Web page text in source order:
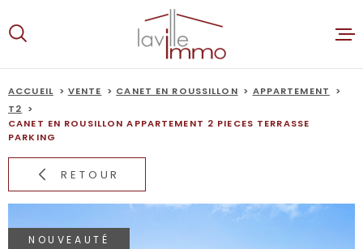
au
menu
au
contenu
ACCUEIL VENTE CANET EN ROUSSILLON
APPARTEMENT
T2
CANET EN ROUSILLON APPARTEMENT 2 PIECES TERRASSE
PARKING
RETOUR
NOUVEAUTÉ